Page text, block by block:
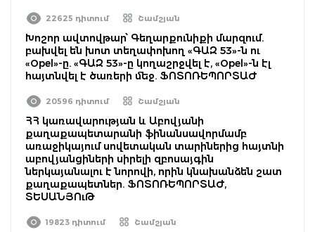
22625 դիտում Շամշյան
Խոշոր ավտովթար՝ Գեղարքունիքի մարզում.
բախվել են խոտ տեղափոխող «ԳԱԶ 53»-ն ու
«Opel»-ը. «ԳԱԶ 53»-ը կողաշրջվել է, «Opel»-ն էլ
հայտնվել է ծառերի մեջ. ՖՈՏՈՌԵՊՈՐՏԱԺ
20596 դիտում Շամշյան
ՀՀ կառավարության և Աբովյանի
քաղաքապետարանի ֆինանսավորմամբ
առաջիկայում սովետական տարիներից հայտնի
աբովյանցիների սիրելի զբոսայգին
ներկայանալու է նորովի, որին կնախանձեն շատ
քաղաքապետներ. ՖՈՏՈՌԵՊՈՐՏԱԺ,
ՏԵՍԱՆՅՈւԹ
19823 դիտում Շամշյան